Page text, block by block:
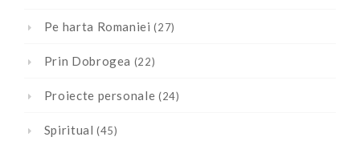
Pe harta Romaniei (27)
Prin Dobrogea (22)
Proiecte personale (24)
Spiritual (45)